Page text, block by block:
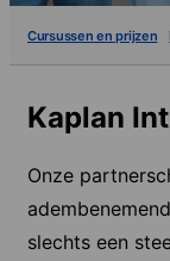
Cursussen en prijzen
Kaplan
Onze
slechts een